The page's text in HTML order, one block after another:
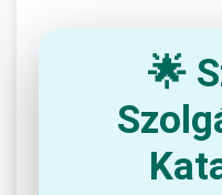
🌟